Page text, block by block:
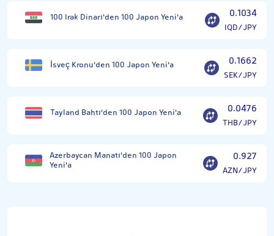
100 Irak Dinarı'den 100 Japon Yeni'a 0.1034
IQD/JPY
İsveç Kronu'den 100 Japon Yeni'a 0.1662
SEK/JPY
Tayland Bahtı'den 100 Japon Yeni'a 0.0476
THB/JPY
Azerbaycan Manatı'den 100 Japon
Yeni'a
0.927
AZN/JPY